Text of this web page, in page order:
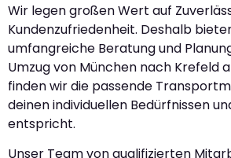
Wir legen großen Wert auf
Kundenzufriedenheit. Deshalb
umfangreiche Beratung und
Umzug von München nach Krefeld
finden wir die passende
deinen individuellen Bedürfnissen
entspricht.
Unser Team von qualifizierten